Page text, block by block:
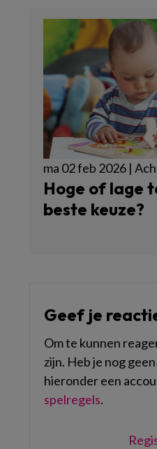
ma 02 feb 2026 |
Hoge of lage
beste keuze?
Geef je
Om te kunnen
zijn. Heb je nog
hieronder een
spelregels.